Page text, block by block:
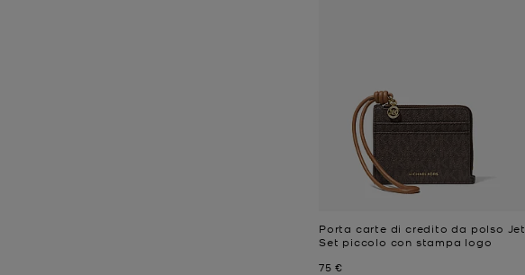
Porta carte di credito da polso Jet
Set piccolo con stampa logo
Prezzo attuale
75 €